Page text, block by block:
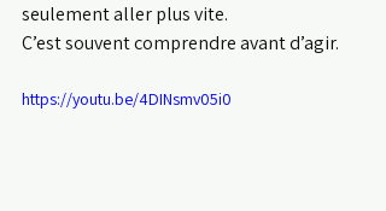
seulement aller plus vite.
C’est souvent comprendre avant d’agir.
https://youtu.be/4DINsmv05i0